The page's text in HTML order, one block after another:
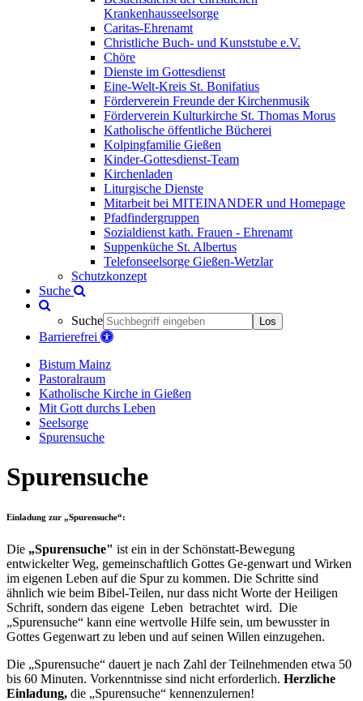
Krankenhausseelsorge
Caritas-Ehrenamt
Christliche Buch- und Kunststube e.V.
Chöre
Dienste im Gottesdienst
Eine-Welt-Kreis St. Bonifatius
Förderverein Freunde der Kirchenmusik
Förderverein Kulturkirche St. Thomas Morus
Katholische öffentliche Bücherei
Kolpingfamilie Gießen
Kinder-Gottesdienst-Team
Kirchenladen
Liturgische Dienste
Mitarbeit bei MITEINANDER und Homepage
Pfadfindergruppen
Sozialdienst kath. Frauen - Ehrenamt
Suppenküche St. Albertus
Telefonseelsorge Gießen-Wetzlar
Schutzkonzept
Suche
Suche Los
Barrierefrei
Bistum Mainz
Pastoralraum
Katholische Kirche in Gießen
Mit Gott durchs Leben
Seelsorge
Spurensuche
Spurensuche
Einladung zur „Spurensuche“:
Die „Spurensuche" ist ein in der Schönstatt-Bewegung
entwickelter Weg, gemeinschaftlich Gottes Ge-genwart und Wirken
im eigenen Leben auf die Spur zu kommen. Die Schritte sind
ähnlich wie beim Bibel-Teilen, nur dass nicht Worte der Heiligen
Schrift, sondern das eigene Leben betrachtet wird. Die
„Spurensuche“ kann eine wertvolle Hilfe sein, um bewusster in
Gottes Gegenwart zu leben und auf seinen Willen einzugehen.
Die „Spurensuche“ dauert je nach Zahl der Teilnehmenden etwa 50
bis 60 Minuten. Vorkenntnisse sind nicht erforderlich. Herzliche
Einladung, die „Spurensuche“ kennenzulernen!